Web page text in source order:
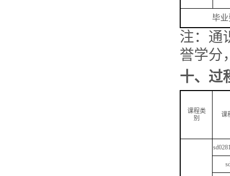
毕
注：通
誉学分
十、 过
课程类
别
课